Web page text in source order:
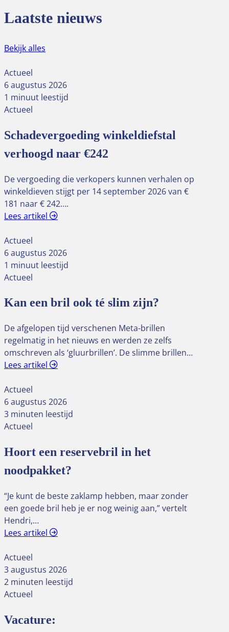
Laatste nieuws
Bekijk alles
Actueel
6 augustus 2026
1 minuut leestijd
Actueel
Schadevergoeding winkeldiefstal
verhoogd naar €242
De vergoeding die verkopers kunnen verhalen op
winkeldieven stijgt per 14 september 2026 van €
181 naar € 242….
Lees artikel
Actueel
6 augustus 2026
1 minuut leestijd
Actueel
Kan een bril ook té slim zijn?
De afgelopen tijd verschenen Meta-brillen
regelmatig in het nieuws en werden ze zelfs
omschreven als ‘gluurbrillen’. De slimme brillen…
Lees artikel
Actueel
6 augustus 2026
3 minuten leestijd
Actueel
Hoort een reservebril in het
noodpakket?
“Je kunt de beste zaklamp hebben, maar zonder
een goede bril heb je er nog weinig aan,” vertelt
Hendri,…
Lees artikel
Actueel
3 augustus 2026
2 minuten leestijd
Actueel
Vacature: